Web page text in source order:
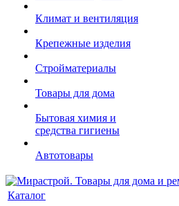
Климат и вентиляция
Крепежные изделия
Стройматериалы
Товары для дома
Бытовая химия и
средства гигиены
Автотовары
Каталог